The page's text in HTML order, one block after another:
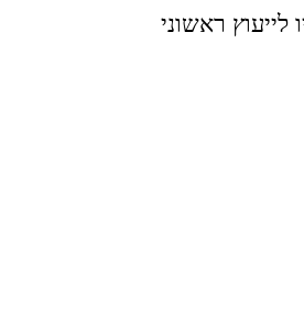
לייעוץ ראשוני